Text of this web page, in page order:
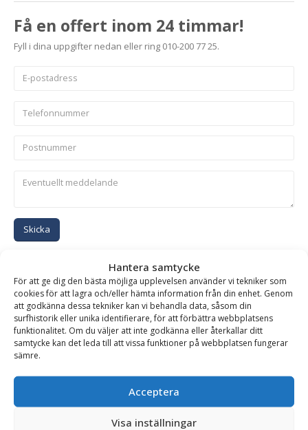
Hantera samtycke
För att ge dig den bästa möjliga upplevelsen använder vi tekniker som
cookies för att lagra och/eller hämta information från din enhet. Genom
att godkänna dessa tekniker kan vi behandla data, såsom din
surfhistorik eller unika identifierare, för att förbättra webbplatsens
funktionalitet. Om du väljer att inte godkänna eller återkallar ditt
samtycke kan det leda till att vissa funktioner på webbplatsen fungerar
sämre.
Acceptera
Visa inställningar
Få en offert inom 24 timmar!
Fyll i dina uppgifter nedan eller ring 010-200 77 25.
Skicka
Se alla produkter inom samma kategori
Grävskopor med galler
BESKRIVNING
Grävskopa med galler – fäste S70, volym 1100 liter,
bredd 1150 mm, med tänder